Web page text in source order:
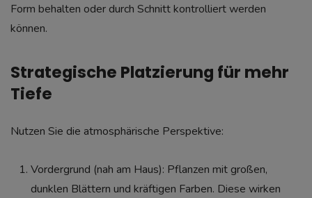
Form behalten oder durch Schnitt kontrolliert werden
können.
Strategische Platzierung für mehr
Tiefe
Nutzen Sie die atmosphärische Perspektive:
Vordergrund (nah am Haus): Pflanzen mit großen,
dunklen Blättern und kräftigen Farben. Diese wirken